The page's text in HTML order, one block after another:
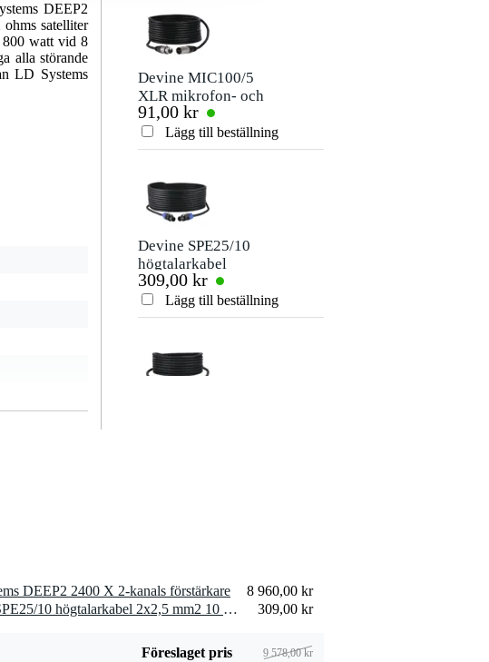
DEEP2
satelliter
watt vid 8
alla störande
LD Systems
Skicka
Devine MIC100/5
XLR mikrofon- och
signalkabel 5 meter
91,00 kr
Lägg till beställning
Devine SPE25/10
högtalarkabel
2x2,5 mm2 10
meter
309,00 kr
Lägg till beställning
Procab PSC104
1.5G Fördelardosa
med 4 kontakter.
98,00 kr
DEEP2 2400 X 2-kanals förstärkare
8 960,00 kr
2 x Devine SPE25/10 högtalarkabel 2x2,5 mm2 10 meter
309,00 kr
Föreslaget pris 9 578,00 kr